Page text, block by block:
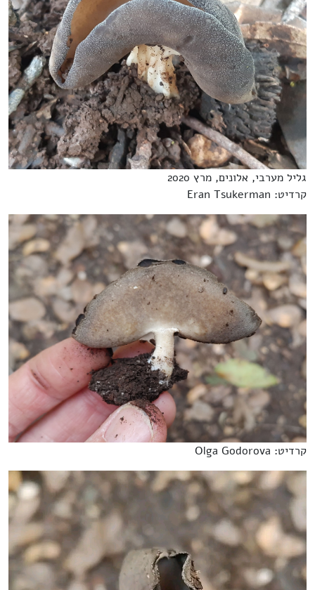
גליל מערבי, אלונים, מרץ 2020
קרדיט: Eran Tsukerman
קרדיט: Olga Godorova